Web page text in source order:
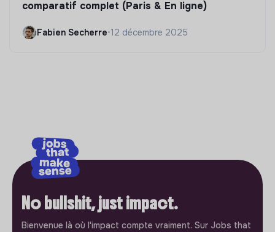
comparatif complet (Paris & En ligne)
Fabien Secherre•12 décembre 2025
No bullshit, just impact.
Bienvenue là où l'impact compte vraiment. Sur Jobs that